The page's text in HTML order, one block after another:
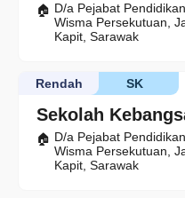
D/a Pejabat
Wisma Persekutuan,
Kapit, Sarawak
Sekolah
SK
Rendah
D/a Pejabat
Wisma Persekutuan,
Kapit, Sarawak